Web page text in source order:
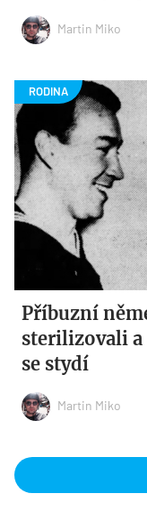
Martin Miko
Příbuzní
sterilizovali
se stydí
Martin Miko